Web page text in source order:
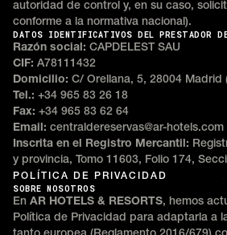
autoridad de control y, en su caso,
conforme a la normativa nacional).
DATOS IDENTIFICATIVOS DEL PRESTADOR
Razón social: CAPDELEST SAU
CIF: A78111432
Domicilio: C/ Orellana, 5, 28004 Madrid
Tel.: +34 965 83 26 18
Fax: +34 965 83 62 64
Email: centraldereservas@ar-hotels.com
Inscrita en el Registro Mercantil:
y provincia, Tomo 11603, Folio 174,
POLÍTICA DE PRIVACIDAD
SOBRE NOSOTROS
En AR HOTELS & RESORTS, hemos
Política de Privacidad para adaptarla a